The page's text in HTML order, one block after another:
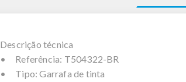
Descrição técnica
• Referência: T504322-BR
• Tipo: Garrafa de tinta